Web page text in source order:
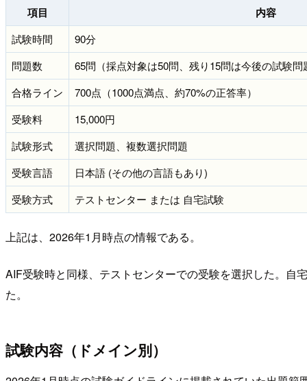
項目 内容
試験時間
90分
問題数
65問（採点対象は50問、残り15問は今後の試験
合格ライン
700点（1000点満点、約70%の正答率）
受験料
15,000円
試験形式
選択問題、複数選択問題
受験言語
日本語 (その他の言語もあり)
受験方式
テストセンター または 自宅試験
上記は、2026年1月時点の情報である。
AIF受験時と同様、テストセンターでの受験を選択した。自
た。
試験内容（ドメイン別）